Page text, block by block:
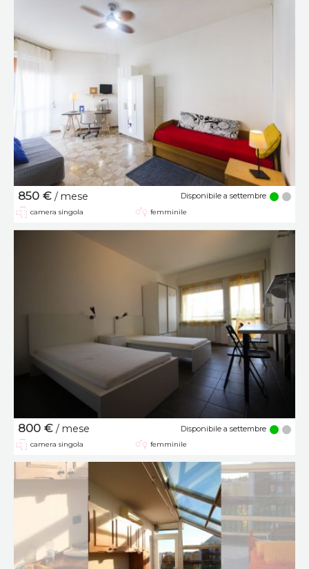
850 € / mese Disponibile a settembre
camera singola femminile
800 € / mese Disponibile a settembre
camera singola femminile